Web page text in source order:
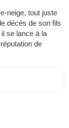
neige, tout juste
décès de son fils
se lance à la
de